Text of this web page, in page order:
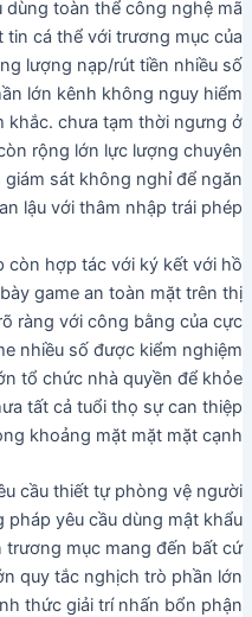
dùng toàn thể công nghệ mã
tin cá thể với trương mục của
lượng nạp/rút tiền nhiều số
lớn kênh không nguy hiểm
khắc. chưa tạm thời ngưng ở
rộng lớn lực lượng chuyên
sát không nghỉ để ngăn
lậu với thâm nhập trái phép.
còn hợp tác với ký kết với hồ
game an toàn mặt trên thị
ràng với công bằng của cực
nhiều số được kiểm nghiệm
tổ chức nhà quyền để khỏe
tất cả tuổi thọ sự can thiệp
khoảng mặt mặt mặt cạnh.
cầu thiết tự phòng vệ người
yêu cầu dùng mật khẩu
trương mục mang đến bất cứ
quy tắc nghịch trò phần lớn
thức giải trí nhấn bổn phận.